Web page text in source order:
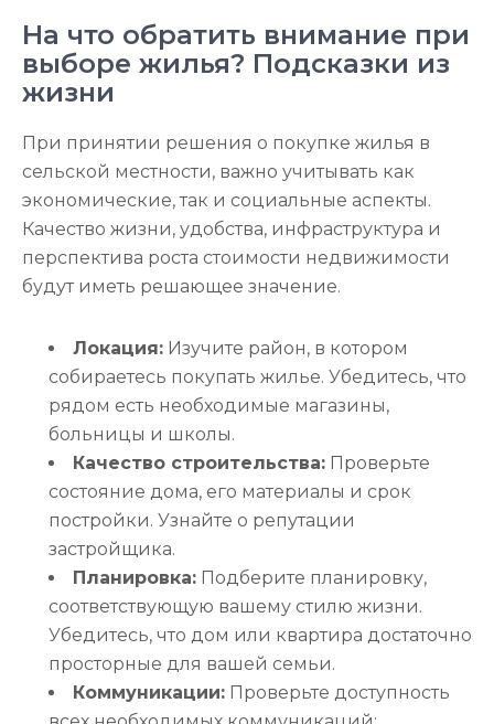
На что обратить внимание при
выборе жилья? Подсказки из
жизни
При принятии решения о покупке жилья в
сельской местности, важно учитывать как
экономические, так и социальные аспекты.
Качество жизни, удобства, инфраструктура и
перспектива роста стоимости недвижимости
будут иметь решающее значение.
Локация: Изучите район, в котором
собираетесь покупать жилье. Убедитесь, что
рядом есть необходимые магазины,
больницы и школы.
Качество строительства: Проверьте
состояние дома, его материалы и срок
постройки. Узнайте о репутации
застройщика.
Планировка: Подберите планировку,
соответствующую вашему стилю жизни.
Убедитесь, что дом или квартира достаточно
просторные для вашей семьи.
Коммуникации: Проверьте доступность